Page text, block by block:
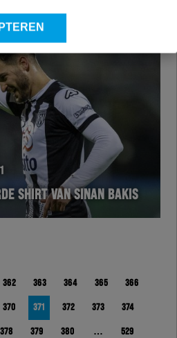
SHIRT VAN SINAN BAKIS
362 363 364 365 366
370 371 372 373 374
378 379 380 … 529